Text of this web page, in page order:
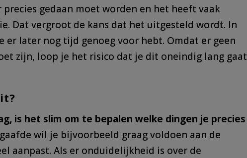
gedaan moet worden en het heeft vaak
Dat vergroot de kans dat het uitgesteld wordt. In
er later nog tijd genoeg voor hebt. Omdat er geen
zijn, loop je het risico dat je dit oneindig lang gaat
is het slim om te bepalen welke dingen je precies
wil je bijvoorbeeld graag voldoen aan de
aanpast. Als er onduidelijkheid is over de